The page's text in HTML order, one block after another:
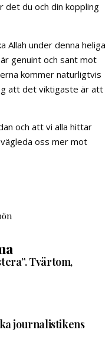
det du och din koppling
Allah under denna heliga
genuint och sant mot
kommer naturligtvis
att det viktigaste är att
och att vi alla hittar
oss mer mot
Tvärtom,
journalistikens